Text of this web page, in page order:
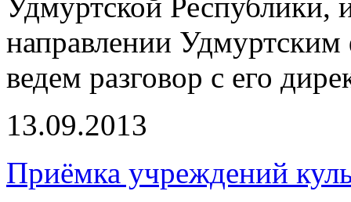
направлении
ведем разговор с его
13.09.2013
Приёмка учреждений